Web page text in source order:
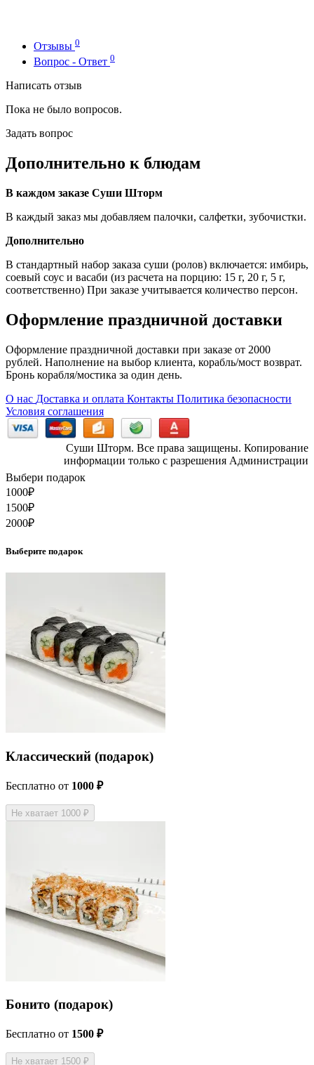
Отзывы 0
Вопрос - Ответ 0
Написать отзыв
Пока не было вопросов.
Задать вопрос
Дополнительно к блюдам
В каждом заказе Суши Шторм
В каждый заказ мы добавляем палочки, салфетки, зубочистки.
Дополнительно
В стандартный набор заказа суши (ролов) включается: имбирь,
соевый соус и васаби (из расчета на порцию: 15 г, 20 г, 5 г,
соответственно) При заказе учитывается количество персон.
Оформление праздничной доставки
Оформление праздничной доставки при заказе от 2000
рублей. Наполнение на выбор клиента, корабль/мост возврат.
Бронь корабля/мостика за один день.
О нас Доставка и оплата Контакты Политика безопасности
Условия соглашения
Суши Шторм. Все права защищены. Копирование
информации только с разрешения Администрации
Выбери подарок
1000₽
1500₽
2000₽
Выберите подарок
Классический (подарок)
Бесплатно от 1000 ₽
Не хватает 1000 ₽
Бонито (подарок)
Бесплатно от 1500 ₽
Не хватает 1500 ₽